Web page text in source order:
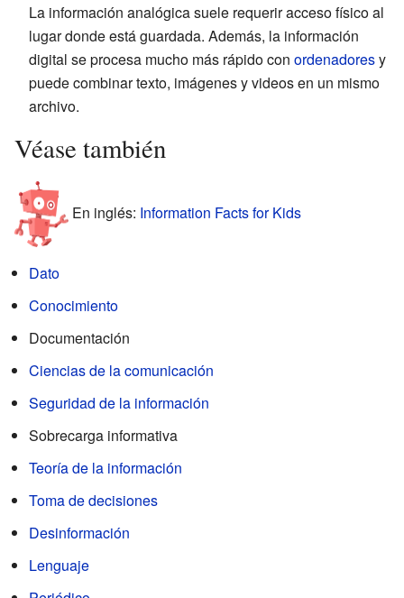
La información analógica suele requerir acceso físico al
lugar donde está guardada. Además, la información
digital se procesa mucho más rápido con ordenadoresy
puede combinar texto, imágenes y videos en un mismo
archivo.
Véase también
En inglés: Information Facts for Kids
Dato
Conocimiento
Documentación
Ciencias de la comunicación
Seguridad de la información
Sobrecarga informativa
Teoría de la información
Toma de decisiones
Desinformación
Lenguaje